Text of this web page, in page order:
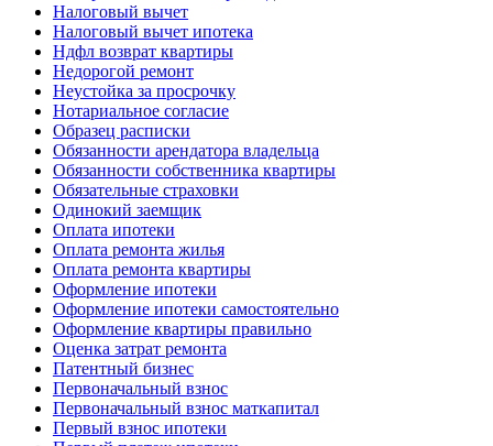
Налоговый вычет
Налоговый вычет ипотека
Ндфл возврат квартиры
Недорогой ремонт
Неустойка за просрочку
Нотариальное согласие
Образец расписки
Обязанности арендатора владельца
Обязанности собственника квартиры
Обязательные страховки
Одинокий заемщик
Оплата ипотеки
Оплата ремонта жилья
Оплата ремонта квартиры
Оформление ипотеки
Оформление ипотеки самостоятельно
Оформление квартиры правильно
Оценка затрат ремонта
Патентный бизнес
Первоначальный взнос
Первоначальный взнос маткапитал
Первый взнос ипотеки